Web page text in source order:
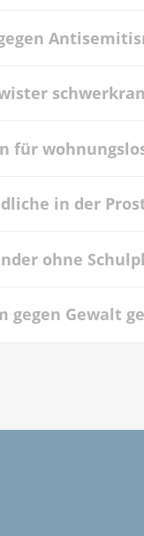
für
in der
ohne
gegen Gewalt